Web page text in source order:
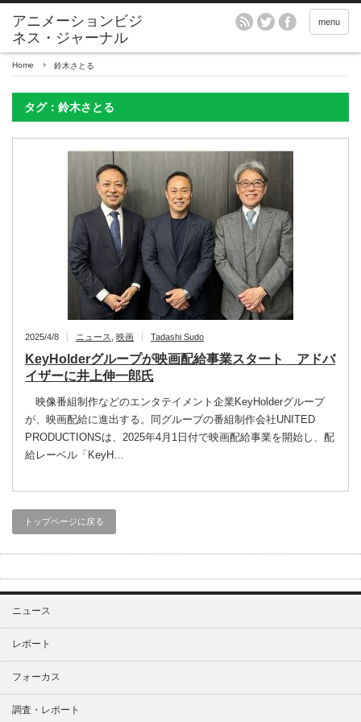
アニメーションビジ
ネス・ジャーナル
menu
Home 鈴木さとる
タグ：鈴木さとる
2025/4/8 ニュース 映画 Tadashi Sudo
KeyHolderグループが映画配給事業スタート アドバ
イザーに井上伸一郎氏
映像番組制作などのエンタテイメント企業KeyHolderグループ
が、映画配給に進出する。同グループの番組制作会社UNITED
PRODUCTIONSは、2025年4月1日付で映画配給事業を開始し、配
給レーベル「KeyH…
トップページに戻る
ニュース
レポート
フォーカス
調査・レポート